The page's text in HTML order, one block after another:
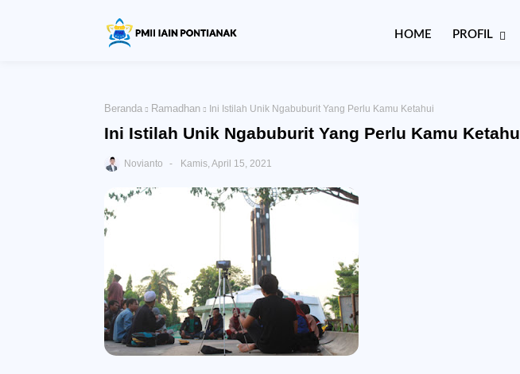
HOME PROFIL
Beranda Ramadhan Ini Istilah Unik Ngabuburit Yang Perlu Kamu Ketahui
Ini Istilah Unik Ngabuburit Yang Perlu Kamu
Novianto Kamis, April 15, 2021